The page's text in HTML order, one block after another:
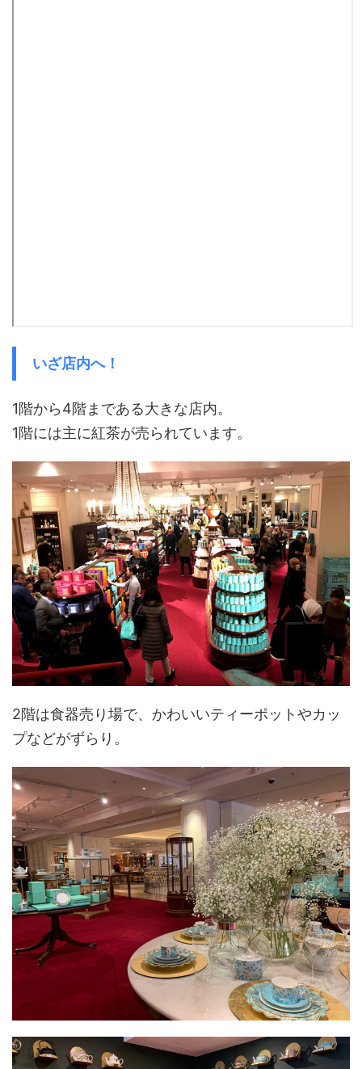
いざ店内へ！
1階から4階まである大きな店内。
1階には主に紅茶が売られています。
2階は食器売り場で、かわいいティーポットやカッ
プなどがずらり。